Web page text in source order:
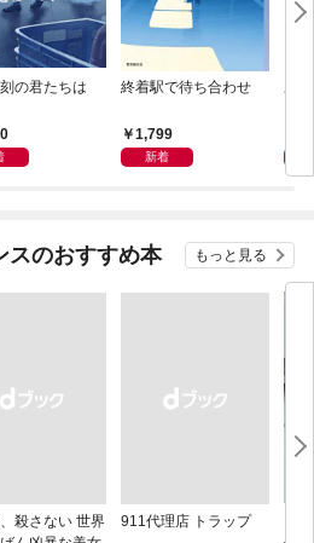
の君たちは 終着駅で待ち合わせ
1,799
新着
劇
スのおすすめ本 もっと見る
殺さない 世界
911代理店 トラップ